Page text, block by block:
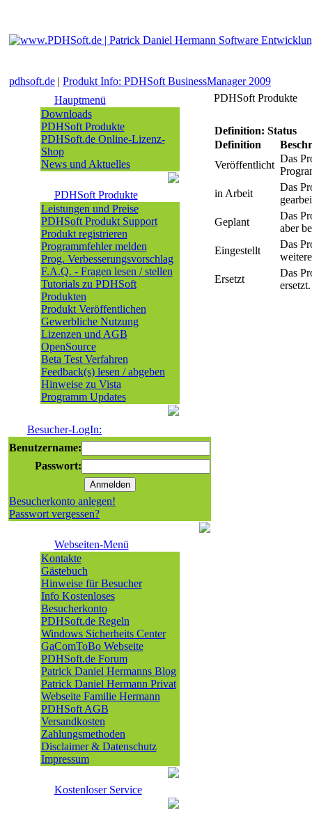
pdhsoft.de | Produkt Info: PDHSoft BusinessManager 2009
Hauptmenü
Downloads
PDHSoft Produkte
PDHSoft.de Online-Lizenz-
Shop
News und Aktuelles
PDHSoft Produkte
Leistungen und Preise
PDHSoft Produkt Support
Produkt registrieren
Programmfehler melden
Prog. Verbesserungsvorschlag
F.A.Q. - Fragen lesen / stellen
Tutorials zu PDHSoft
Produkten
Produkt Veröffentlichen
Gewerbliche Nutzung
Lizenzen und AGB
OpenSource
Beta Test Verfahren
Feedback(s) lesen / abgeben
Hinweise zu Vista
Programm Updates
Besucher-LogIn:
Benutzername:
Passwort:
Besucherkonto anlegen!
Passwort vergessen?
Webseiten-Menü
Kontakte
Gästebuch
Hinweise für Besucher
Info Kostenloses
Besucherkonto
PDHSoft.de Regeln
Windows Sicherheits Center
GaComToBo Webseite
PDHSoft.de Forum
Patrick Daniel Hermanns Blog
Patrick Daniel Hermann Privat
Webseite Familie Hermann
PDHSoft AGB
Versandkosten
Zahlungsmethoden
Disclaimer & Datenschutz
Impressum
Kostenloser Service
PDHSoft Produkte
Definition: Status
Definition
Veröffentlicht
Das
in Arbeit
Das
Geplant
Das
aber
Eingestellt
Das
Ersetzt
Das